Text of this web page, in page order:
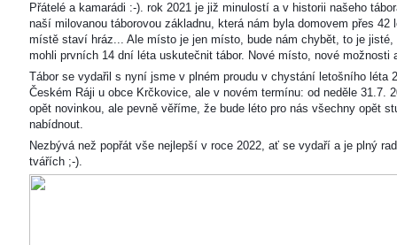
Přátelé a kamarádi :-). rok 2021 je již minulostí a v historii našeho
naší milovanou táborovou základnu, která nám byla domovem přes
místě staví hráz... Ale místo je jen místo, bude nám chybět, to je
mohli prvních 14 dní léta uskutečnit tábor. Nové místo, nové
Tábor se vydařil s nyní jsme v plném proudu v chystání letošního léta
Českém Ráji u obce Krčkovice, ale v novém termínu: od neděle 31.7.
opět novinkou, ale pevně věříme, že bude léto pro nás všechny opět
nabídnout.
Nezbývá než popřát vše nejlepší v roce 2022, ať se vydaří a je plný
tvářích ;-).